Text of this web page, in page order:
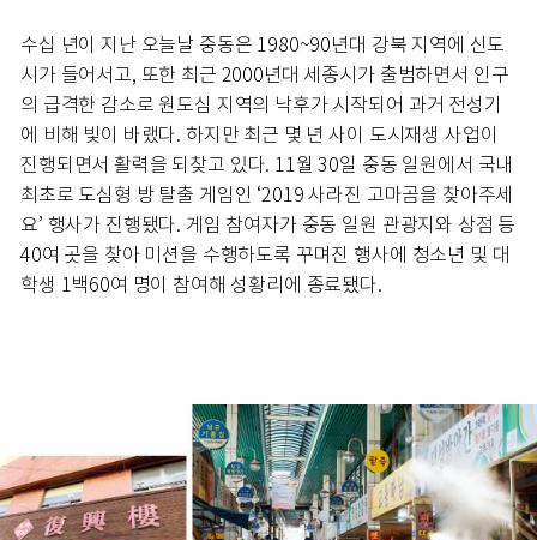
수십 년이 지난 오늘날 중동은 1980~90년대 강북 지역에 신도
시가 들어서고, 또한 최근 2000년대 세종시가 출범하면서 인구
의 급격한 감소로 원도심 지역의 낙후가 시작되어 과거 전성기
에 비해 빛이 바랬다. 하지만 최근 몇 년 사이 도시재생 사업이
진행되면서 활력을 되찾고 있다. 11월 30일 중동 일원에서 국내
최초로 도심형 방 탈출 게임인 ‘2019 사라진 고마곰을 찾아주세
요’ 행사가 진행됐다. 게임 참여자가 중동 일원 관광지와 상점 등
40여 곳을 찾아 미션을 수행하도록 꾸며진 행사에 청소년 및 대
학생 1백60여 명이 참여해 성황리에 종료됐다.